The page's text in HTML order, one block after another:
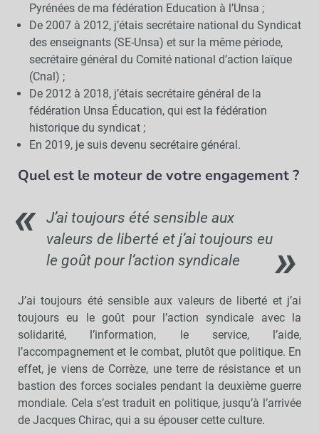
Pyrénées de ma fédération Education à l’Unsa ;
De 2007 à 2012, j’étais secrétaire national du Syndicat
des enseignants (SE-Unsa) et sur la même période,
secrétaire général du Comité national d’action laïque
(Cnal) ;
De 2012 à 2018, j’étais secrétaire général de la
fédération Unsa Éducation, qui est la fédération
historique du syndicat ;
En 2019, je suis devenu secrétaire général.
Quel est le moteur de votre engagement ?
J’ai toujours été sensible aux
valeurs de liberté et j’ai toujours eu
le goût pour l’action syndicale
J’ai toujours été sensible aux valeurs de liberté et j’ai
toujours eu le goût pour l’action syndicale avec la
solidarité, l’information, le service, l’aide,
l’accompagnement et le combat, plutôt que politique. En
effet, je viens de Corrèze, une terre de résistance et un
bastion des forces sociales pendant la deuxième guerre
mondiale. Cela s’est traduit en politique, jusqu’à l’arrivée
de Jacques Chirac, qui a su épouser cette culture.